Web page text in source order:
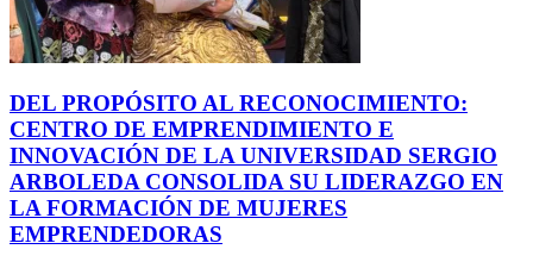
DEL PROPÓSITO AL RECONOCIMIENTO:
CENTRO DE EMPRENDIMIENTO E
INNOVACIÓN DE LA UNIVERSIDAD SERGIO
ARBOLEDA CONSOLIDA SU LIDERAZGO EN
LA FORMACIÓN DE MUJERES
EMPRENDEDORAS